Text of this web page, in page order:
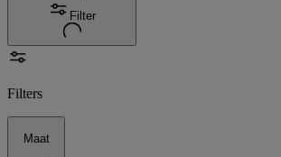
Filter
Filters
Maat